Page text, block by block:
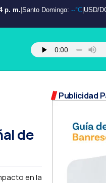
p. m. |Santo Domingo:--°C USD/
de
en la
Publicidad